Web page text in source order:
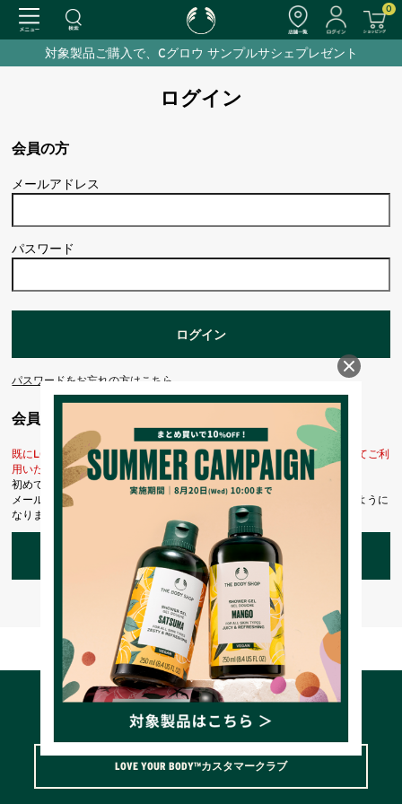
0
対象製品ご購入で、Cグロウ サンプルサシェプレゼント
ログイン
会員の方
メールアドレス
パスワード
パスワードをお忘れの方はこちら
会員登録がお済みでない方
既にLOVE YOUR BODY™会員登録がお済みの方は、上記よりログインしてご利
用いただけます。
初めてご利用のお客様は、こちらからお客様情報登録を行ってください。
メールアドレスとパスワードを登録しておくと便利にお買い物ができるように
なります。
LOVE YOUR BODY™カスタマークラブ